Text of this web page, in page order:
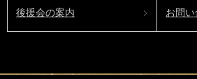
後援会の案内 お問